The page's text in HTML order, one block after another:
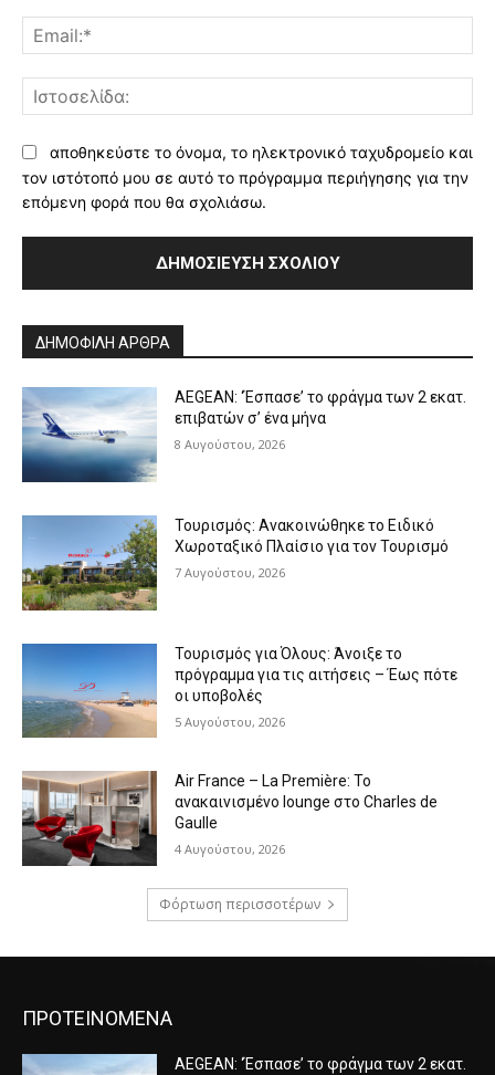
αποθηκεύστε το όνομα, το ηλεκτρονικό ταχυδρομείο και
τον ιστότοπό μου σε αυτό το πρόγραμμα περιήγησης για την
επόμενη φορά που θα σχολιάσω.
ΔΗΜΟΦΙΛΗ ΑΡΘΡΑ
AEGEAN: ‘Έσπασε’ το φράγμα των 2 εκατ.
επιβατών σ’ ένα μήνα
8 Αυγούστου, 2026
Τουρισμός: Ανακοινώθηκε το Ειδικό
Χωροταξικό Πλαίσιο για τον Τουρισμό
7 Αυγούστου, 2026
Τουρισμός για Όλους: Άνοιξε το
πρόγραμμα για τις αιτήσεις – Έως πότε
οι υποβολές
5 Αυγούστου, 2026
Air France – La Première: Το
ανακαινισμένο lounge στο Charles de
Gaulle
4 Αυγούστου, 2026
Φόρτωση περισσοτέρων
ΠΡΟΤΕΙΝΟΜΕΝΑ
AEGEAN: ‘Έσπασε’ το φράγμα των 2 εκατ.